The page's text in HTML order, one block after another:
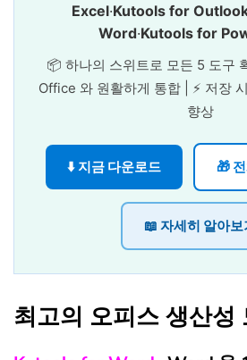
Excel·Kutools for
Word·Kutools for
📦 하나의 스위트로 모든 5 도구
Office 와 원활하게 통합 | ⚡ 저장
향상
⬇️ 지금 다운로드 🎁
📖 자세히 알아보
최고의 오피스 생산성